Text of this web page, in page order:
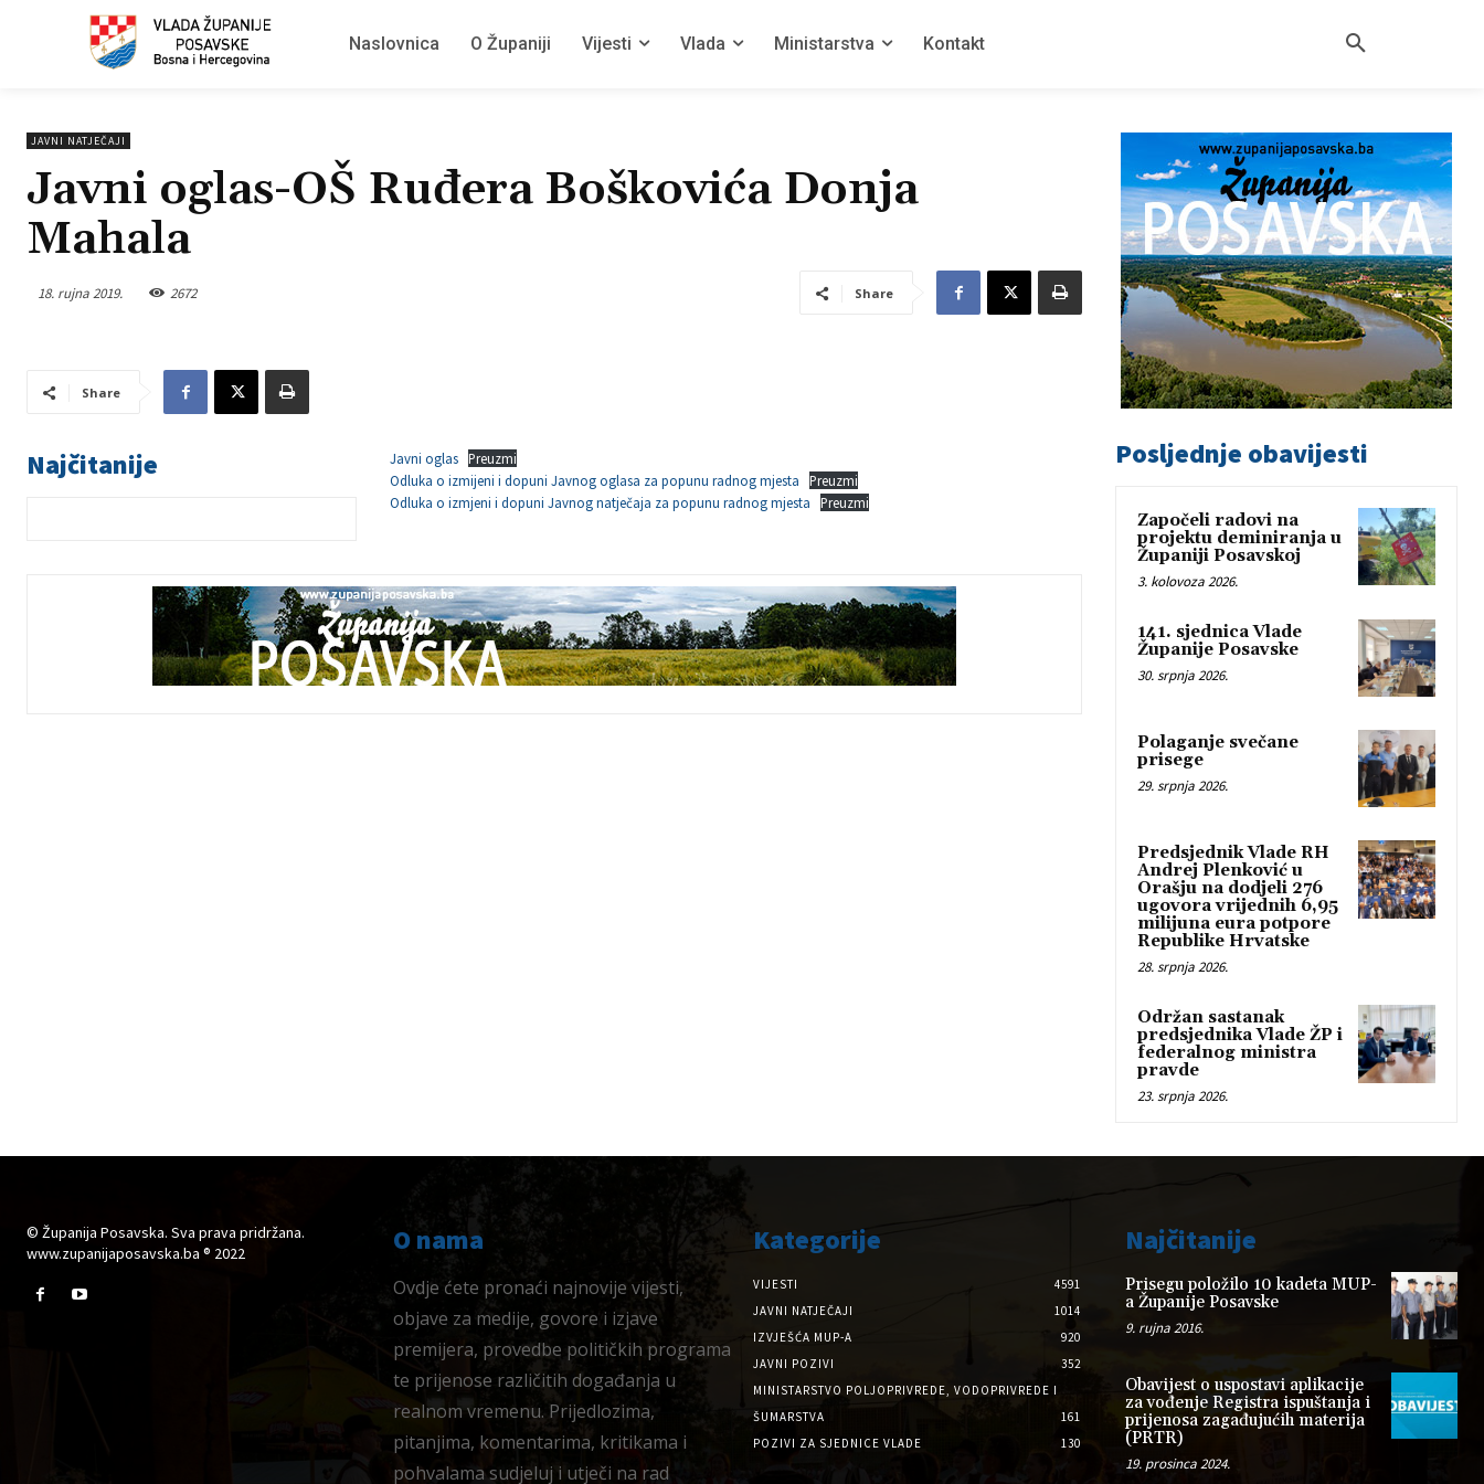
Naslovnica O Županiji Vijesti Vlada Ministarstva Kontakt
JAVNI NATJEČAJI
Javni oglas-OŠ Ruđera Boškovića Donja
Mahala
18. rujna 2019. 2672 Share
Share
Najčitanije Javni oglas Preuzmi
Odluka o izmijeni i dopuni Javnog oglasa za popunu radnog mjesta
Preuzmi
Odluka o izmjeni i dopuni Javnog natječaja za popunu radnog mjesta
Preuzmi
Posljednje obavijesti
Započeli radovi na
projektu deminiranja u
Županiji Posavskoj
3. kolovoza 2026.
141. sjednica Vlade
Županije Posavske
30. srpnja 2026.
Polaganje svečane
prisege
29. srpnja 2026.
Predsjednik Vlade RH
Andrej Plenković u
Orašju na dodjeli 276
ugovora vrijednih 6,95
milijuna eura potpore
Republike Hrvatske
28. srpnja 2026.
Održan sastanak
predsjednika Vlade ŽP i
federalnog ministra
pravde
23. srpnja 2026.
© Županija Posavska. Sva prava pridržana.
www.zupanijaposavska.ba ® 2022
O nama
Ovdje ćete pronaći najnovije vijesti,
objave za medije, govore i izjave
premijera, provedbe političkih programa
te prijenose različitih događanja u
realnom vremenu. Prijedlozima,
pitanjima, komentarima, kritikama i
pohvalama sudjeluj i utječi na rad
Kategorije
VIJESTI
4591
JAVNI NATJEČAJI
1014
IZVJEŠĆA MUP-A
920
JAVNI POZIVI
352
MINISTARSTVO POLJOPRIVREDE, VODOPRIVREDE I
ŠUMARSTVA
161
POZIVI ZA SJEDNICE VLADE
130
Najčitanije
Prisegu položilo 10 kadeta MUP-
a Županije Posavske
9. rujna 2016.
Obavijest o uspostavi aplikacije
za vođenje Registra ispuštanja i
prijenosa zagađujućih materija
(PRTR)
19. prosinca 2024.